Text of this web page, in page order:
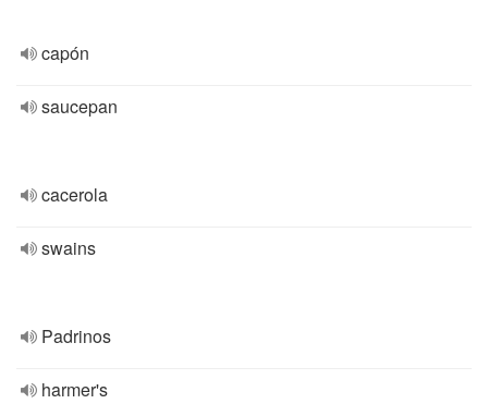
capón
saucepan
cacerola
swains
Padrinos
harmer's